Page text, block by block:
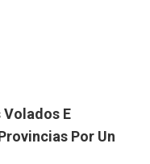
Volados E
Por Un